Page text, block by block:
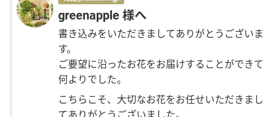
greenapple 様へ
書き込みをいただきましてありがとうございま
す。
ご要望に沿ったお花をお届けすることができて
何よりでした。
こちらこそ、大切なお花をお任せいただきまし
てありがとうございました。